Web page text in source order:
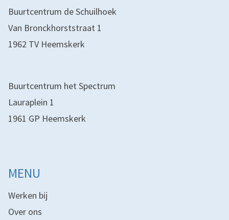
Buurtcentrum de Schuilhoek
Van Bronckhorststraat 1
1962 TV Heemskerk
Buurtcentrum het Spectrum
Lauraplein 1
1961 GP Heemskerk
MENU
Werken bij
Over ons